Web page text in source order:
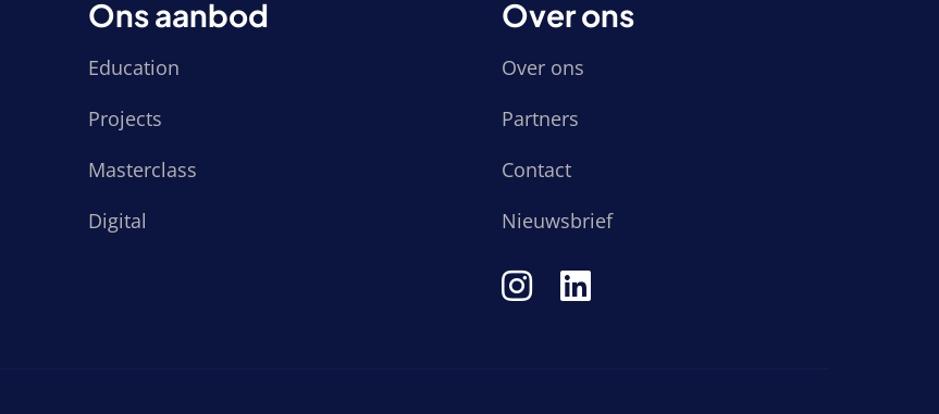
Ons aanbod
Education
Projects
Masterclass
Digital
Over ons
Over ons
Partners
Contact
Nieuwsbrief